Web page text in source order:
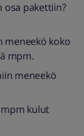
osa pakettiin?
meneekö koko
mpm.
meneekö
kulut